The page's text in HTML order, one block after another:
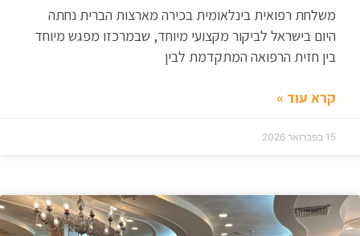
משלחת רפואית בינלאומית בכירה מארצות הברית נחתה
היום בישראל לביקור מקצועי מיוחד, שבמרכזו מפגש מיוחד
בין חזית הרפואה המתקדמת לבין
קרא עוד »
15 בפברואר 2026